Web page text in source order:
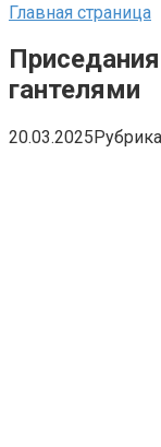
Главная страница
гантелями
20.03.2025